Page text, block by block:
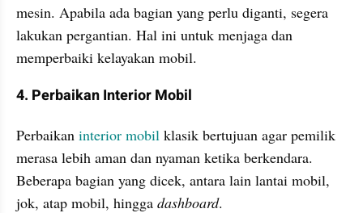
mesin. Apabila ada bagian yang perlu diganti, segera
lakukan pergantian. Hal ini untuk menjaga dan
memperbaiki kelayakan mobil.
4. Perbaikan Interior Mobil
Perbaikan interior mobil klasik bertujuan agar pemilik
merasa lebih aman dan nyaman ketika berkendara.
Beberapa bagian yang dicek, antara lain lantai mobil,
jok, atap mobil, hingga dashboard.